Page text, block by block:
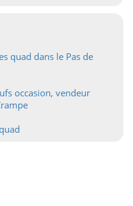
quad dans le Pas de
occasion, vendeur